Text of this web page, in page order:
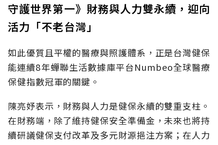
守護世界第一》財務與人力雙永續，迎向
活力「不老台灣」
如此優質且平權的醫療與照護體系，正是台灣健保
能連續8年蟬聯生活數據庫平台Numbeo全球醫療
保健指數冠軍的關鍵。
陳亮妤表示，財務與人力是健保永續的雙重支柱。
在財務端，除了維持健保安全準備金，未來也將持
續研議健保支付改革及多元財源挹注方案；在人力